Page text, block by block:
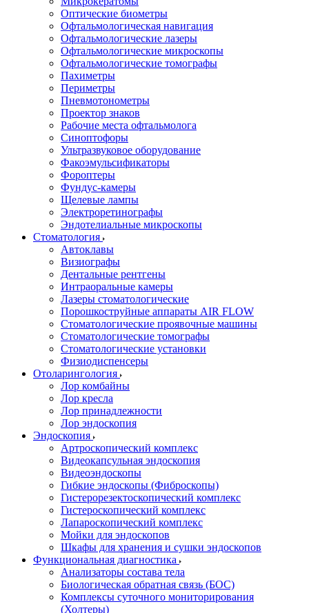
Оптические биометры
Офтальмологическая навигация
Офтальмологические лазеры
Офтальмологические микроскопы
Офтальмологические томографы
Пахиметры
Периметры
Пневмотонометры
Проектор знаков
Рабочие места офтальмолога
Синоптофоры
Ультразвуковое оборудование
Факоэмульсификаторы
Фороптеры
Фундус-камеры
Щелевые лампы
Электроретинографы
Эндотелиальные микроскопы
Стоматология
Автоклавы
Визиографы
Дентальные рентгены
Интраоральные камеры
Лазеры стоматологические
Порошкоструйные аппараты AIR FLOW
Стоматологические проявочные машины
Стоматологические томографы
Стоматологические установки
Физиодиспенсеры
Отоларингология
Лор комбайны
Лор кресла
Лор принадлежности
Лор эндоскопия
Эндоскопия
Артроскопический комплекс
Видеокапсульная эндоскопия
Видеоэндоскопы
Гибкие эндоскопы (Фиброcкопы)
Гистерорезектоскопический комплекс
Гистероскопический комплекс
Лапароскопический комплекс
Мойки для эндоскопов
Шкафы для хранения и сушки эндоскопов
Функциональная диагностика
Анализаторы состава тела
Биологическая обратная связь (БОС)
Комплексы суточного мониторирования
(Холтеры)